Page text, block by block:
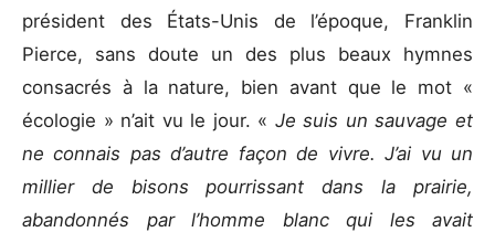
président des États-Unis de l’époque, Franklin
Pierce, sans doute un des plus beaux hymnes
consacrés à la nature, bien avant que le mot «
écologie » n’ait vu le jour. « Je suis un sauvage et
ne connais pas d’autre façon de vivre. J’ai vu un
millier de bisons pourrissant dans la prairie,
abandonnés par l’homme blanc qui les avait